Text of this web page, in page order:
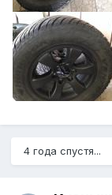
4 года спустя...